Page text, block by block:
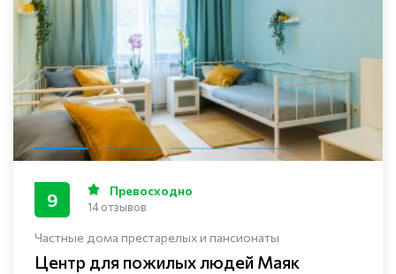
Частные дома престарелых и пансионаты
Центр для пожилых людей Маяк
9 Превосходно
14 отзывов